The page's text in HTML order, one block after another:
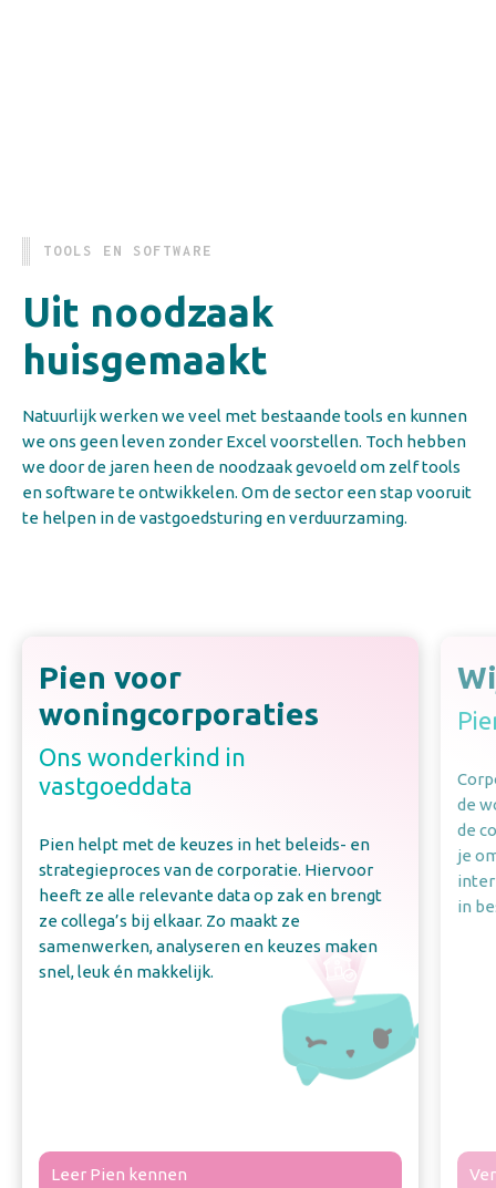
TOOLS EN SOFTWARE
Uit noodzaak
huisgemaakt
Natuurlijk werken we veel met bestaande tools en kunnen
we ons geen leven zonder Excel voorstellen. Toch hebben
we door de jaren heen de noodzaak gevoeld om zelf tools
en software te ontwikkelen. Om de sector een stap vooruit
te helpen in de vastgoedsturing en verduurzaming.
Pien voor
woningcorporaties
Ons wonderkind in
vastgoeddata
Pien helpt met de keuzes in het beleids- en
strategieproces van de corporatie. Hiervoor
heeft ze alle relevante data op zak en brengt
ze collega’s bij elkaar. Zo maakt ze
samenwerken, analyseren en keuzes maken
snel, leuk én makkelijk.
Leer Pien kennen
de
de
je
in